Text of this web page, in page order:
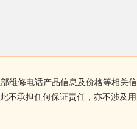
维修电话产品信息及价格等相关
不承担任何保证责任，亦不涉及